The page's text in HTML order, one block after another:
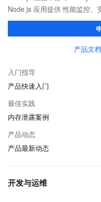
Node.js 应用提供 性能监控、
务的整体性解决方案。提供完
产品文档
入门指导
产品快速入门
最佳实践
内存泄露案例
产品动态
产品最新动态
开发与运维